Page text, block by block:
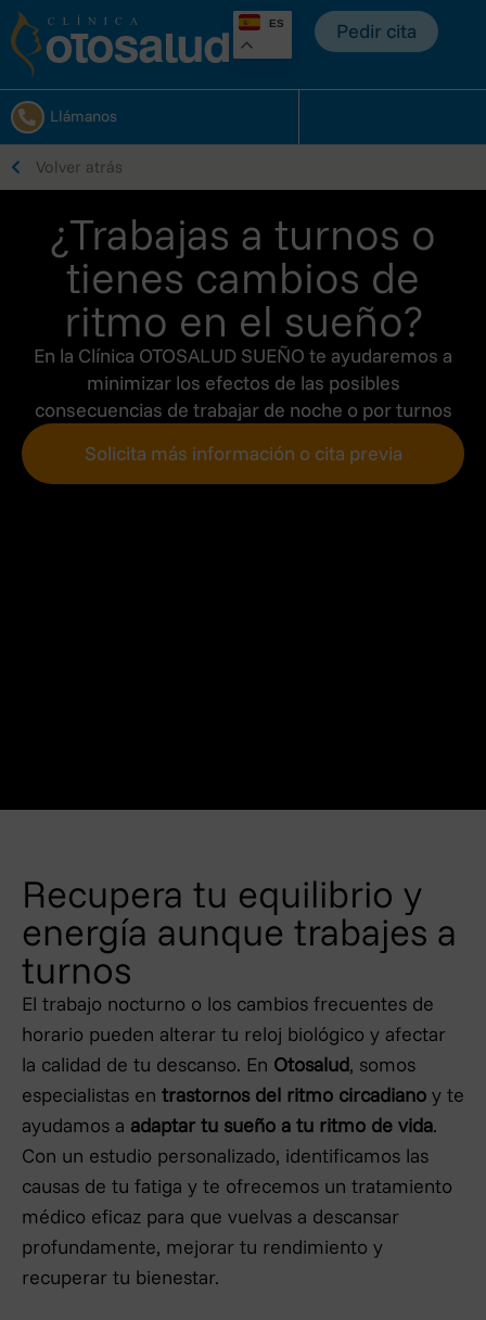
Pedir cita
ES
Llámanos
Volver atrás
¿Trabajas a turnos o
tienes cambios de
ritmo en el sueño?​
En la Clínica OTOSALUD SUEÑO te ayudaremos a
minimizar los efectos de las posibles
consecuencias de trabajar de noche o por turnos
Solicita más información o cita previa
Recupera tu equilibrio y
energía aunque trabajes a
turnos
El trabajo nocturno o los cambios frecuentes de
horario pueden alterar tu reloj biológico y afectar
la calidad de tu descanso. En Otosalud, somos
especialistas en trastornos del ritmo circadiano y te
ayudamos a adaptar tu sueño a tu ritmo de vida.
Con un estudio personalizado, identificamos las
causas de tu fatiga y te ofrecemos un tratamiento
médico eficaz para que vuelvas a descansar
profundamente, mejorar tu rendimiento y
recuperar tu bienestar.